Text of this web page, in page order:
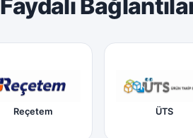
Faydalı
Reçetem ÜTS